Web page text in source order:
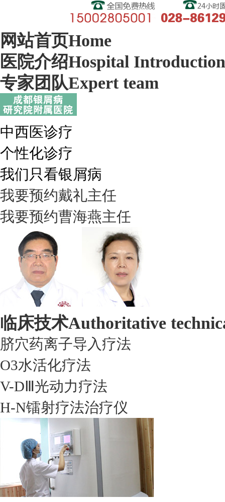
网站首页Home
医院介绍Hospital Introduction
专家团队Expert team
中西医诊疗
个性化诊疗
我们只看银屑病
我要预约戴礼主任
我要预约曹海燕主任
临床技术Authoritative
脐穴药离子导入疗法
O3水活化疗法
V-DⅢ光动力疗法
H-N镭射疗法治疗仪